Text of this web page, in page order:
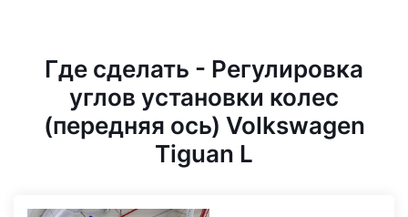
Где сделать - Регулировка
углов установки колес
(передняя ось) Volkswagen
Tiguan L